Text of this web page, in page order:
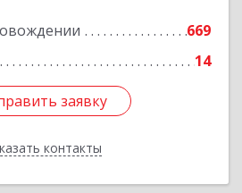
669
14
заявку
контакты
заявку
Назад